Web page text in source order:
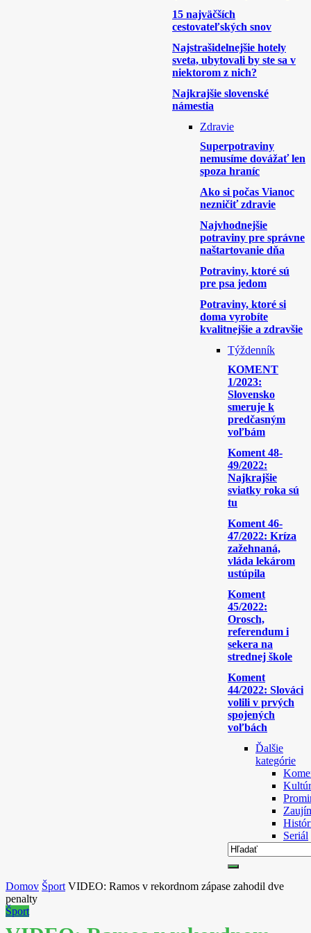
15 najväčších
cestovateľských snov
Najstrašidelnejšie hotely
sveta, ubytovali by ste sa v
niektorom z nich?
Najkrajšie slovenské
námestia
Zdravie
Superpotraviny
nemusíme dovážať len
spoza hraníc
Ako si počas Vianoc
nezničiť zdravie
Najvhodnejšie
potraviny pre správne
naštartovanie dňa
Potraviny, ktoré sú
pre psa jedom
Potraviny, ktoré si
doma vyrobíte
kvalitnejšie a zdravšie
Týždenník
KOMENT
1/2023:
Slovensko
smeruje k
predčasným
voľbám
Koment 48-
49/2022:
Najkrajšie
sviatky roka sú
tu
Koment 46-
47/2022: Kríza
zažehnaná,
vláda lekárom
ustúpila
Koment
45/2022:
Orosch,
referendum i
sekera na
strednej škole
Koment
44/2022: Slováci
volili v prvých
spojených
voľbách
Ďalšie
kategórie
Seriál
Domov Šport VIDEO: Ramos v rekordnom zápase zahodil dve
penalty
Šport